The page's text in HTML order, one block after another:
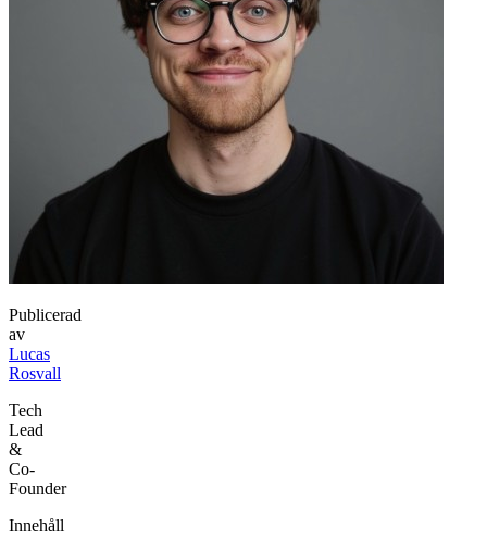
Publicerad
av
Lucas
Rosvall
Tech
Lead
&
Co-
Founder
Innehåll